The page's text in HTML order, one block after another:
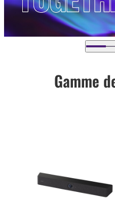
Gamme